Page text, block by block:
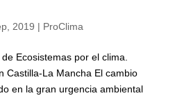
2019 | ProClima
Ecosistemas por el clima.
Castilla-La Mancha El cambio
en la gran urgencia ambiental